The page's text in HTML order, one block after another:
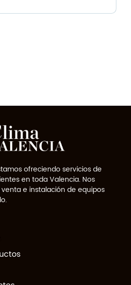
ofreciendo servicios de
en toda Valencia. Nos
e instalación de equipos